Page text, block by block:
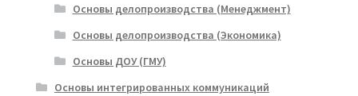
Основы делопроизводства (Менеджмент)
Основы делопроизводства (Экономика)
Основы ДОУ (ГМУ)
Основы интегрированных коммуникаций